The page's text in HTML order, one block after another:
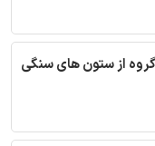
از ستون های سنگی